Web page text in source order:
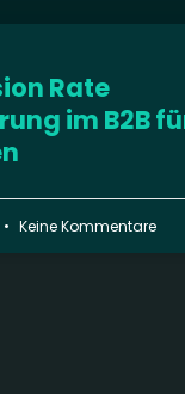
Rate
im B2B
Keine Kommentare